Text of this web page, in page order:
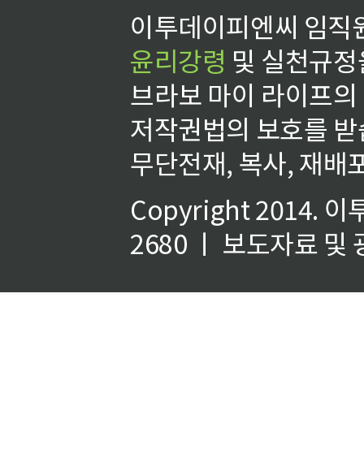
이투데이피엔씨 임
윤리강령 및 실천규
브라보 마이 라이프
저작권법의 보호를
무단전재, 복사, 재배
Copyright 2014. 이
2680 ㅣ 보도자료